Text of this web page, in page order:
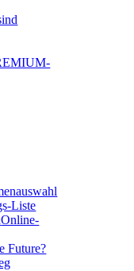
Liste
Online-
Future?